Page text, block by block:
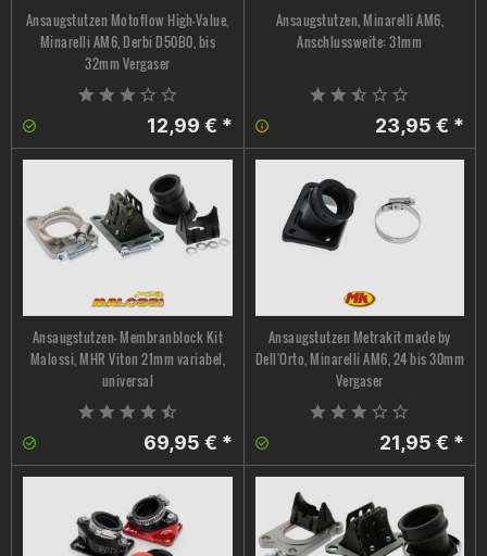
Ansaugstutzen Motoflow High-Value,
Minarelli AM6, Derbi D50B0, bis
32mm Vergaser
12,99 € *
Ansaugstutzen, Minarelli AM6,
Anschlussweite: 31mm
23,95 € *
Ansaugstutzen- Membranblock Kit
Malossi, MHR Viton 21mm variabel,
universal
69,95 € *
Ansaugstutzen Metrakit made by
Dell'Orto, Minarelli AM6, 24 bis 30mm
Vergaser
21,95 € *